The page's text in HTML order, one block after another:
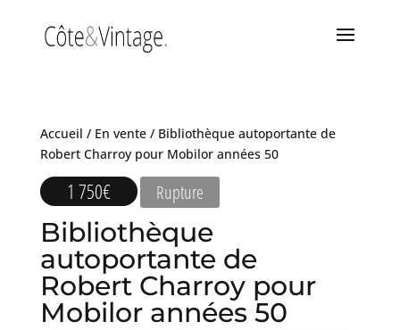
Accueil / En vente/ Bibliothèque autoportante de
Robert Charroy pour Mobilor années 50
1 750€ Rupture
Bibliothèque
autoportante de
Robert Charroy pour
Mobilor années 50